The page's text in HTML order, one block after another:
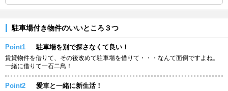
駐車場付き物件のいいところ３つ
Point1 駐車場を別で探さなくて良い！
賃貸物件を借りて、その後改めて駐車場を借りて・・・なんて面倒ですよね。
一緒に借りて一石二鳥！
Point2 愛車と一緒に新生活！